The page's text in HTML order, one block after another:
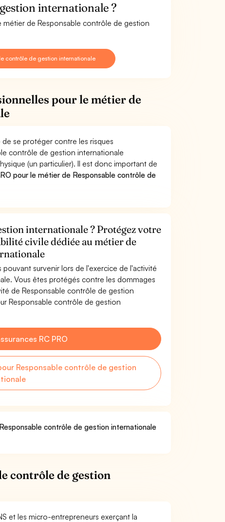
internationale ?
métier de Responsable contrôle de gestion
contrôle de gestion internationale
pour le métier de
se protéger contre les risques
contrôle de gestion internationale
(un particulier). Il est donc important de
pour le métier de Responsable contrôle de
internationale ? Protégez votre
civile dédiée au métier de
survenir lors de l'exercice de l'activité
Vous êtes protégés contre les dommages
de Responsable contrôle de gestion
Responsable contrôle de gestion
RC PRO
Responsable contrôle de gestion
contrôle de gestion internationale
contrôle de gestion
et les micro-entrepreneurs exerçant la